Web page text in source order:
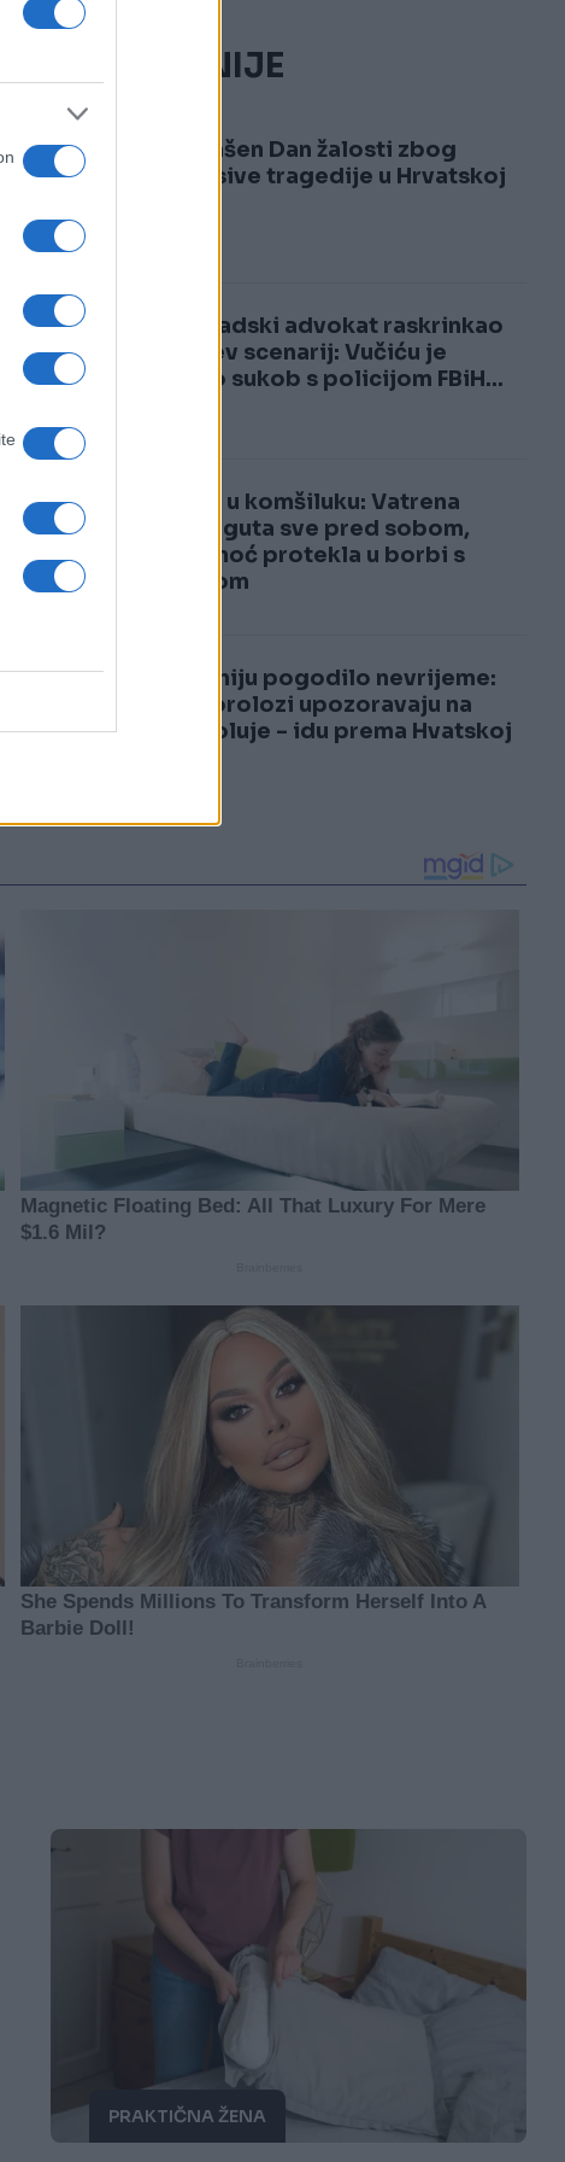
NAJČITANIJE
1
Proglašen Dan žalosti zbog
neopisive tragedije u Hrvatskoj
2
Beogradski advokat raskrinkao
Vučićev scenarij: Vučiću je
trebao sukob s policijom FBiH...
3
Drama u komšiluku: Vatrena
stihija guta sve pred sobom,
cijela noć protekla u borbi s
požarom
4
Sloveniju pogodilo nevrijeme:
Meteorolozi upozoravaju na
nove oluje - idu prema Hvatskoj
PRAKTIČNA ŽENA